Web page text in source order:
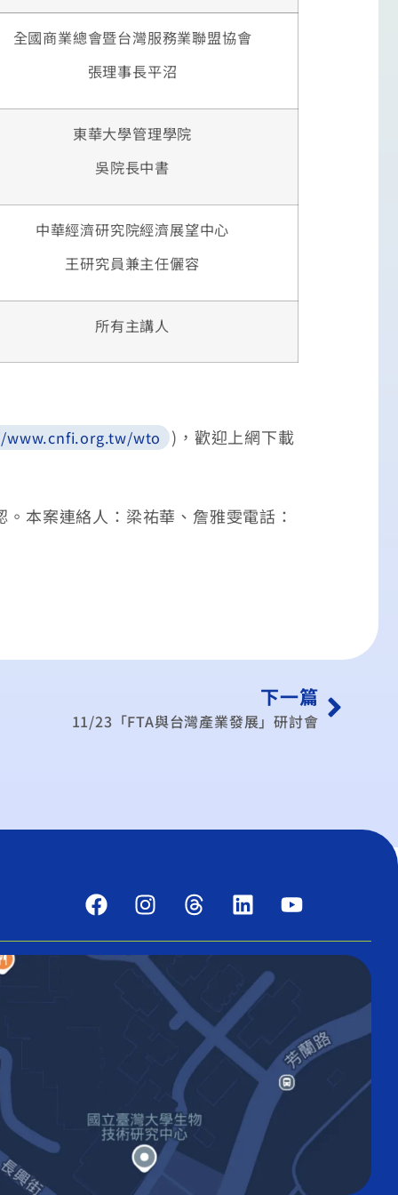
全國商業總會暨台灣服務業聯盟協會
張理事長平沼
東華大學管理學院
吳院長中書
中華經濟研究院經濟展望中心
王研究員兼主任儷容
所有主講人
wto
)，歡迎上網下載
。本案連絡人：梁祐華、詹雅雯電話：
下一篇
11/23「FTA與台灣產業發展」研討會